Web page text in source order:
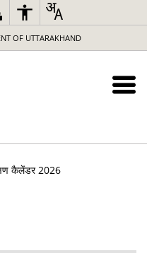
OF UTTARAKHAND
कैलेंडर 2026